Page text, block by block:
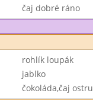
čaj dobré ráno
rohlík loupák
jablko
čokoláda,čaj